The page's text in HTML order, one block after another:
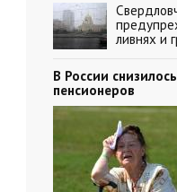
ливнях и
В России
пенсионеров